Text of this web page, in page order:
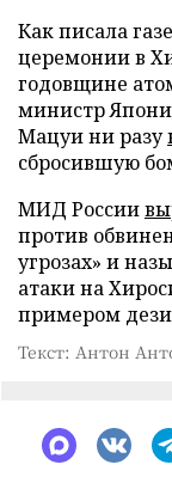
Как писала
церемонии в
годовщине
министр
Мацуи ни разу
сбросившую
МИД России
против
угрозах» и
атаки на
примером
Текст: Антон